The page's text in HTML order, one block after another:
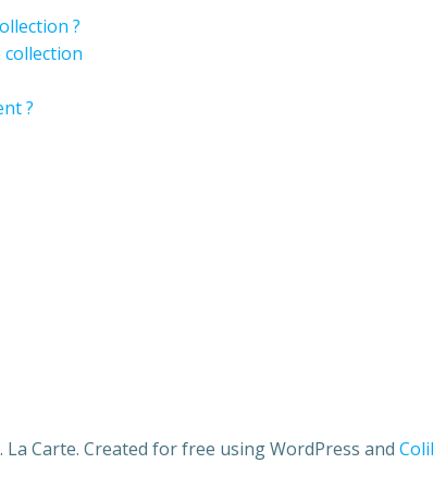
?
collection
?
La Carte. Created for free using WordPress and